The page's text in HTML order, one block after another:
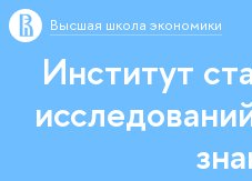
Высшая школа экономики
Институт